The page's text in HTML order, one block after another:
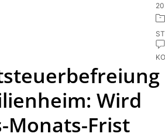
Wird
Monats-Frist